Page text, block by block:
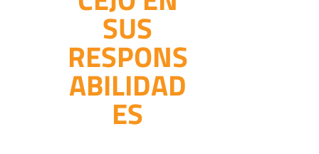
SUS
RESPONS
ABILIDAD
ES